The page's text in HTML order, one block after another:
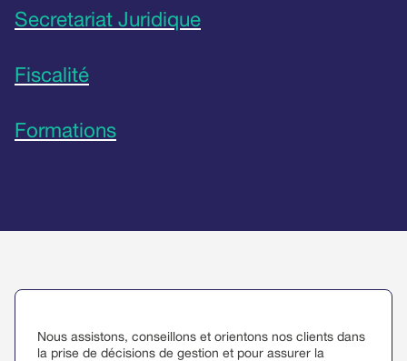
Secretariat Juridique
Fiscalité
Formations
Nous assistons, conseillons et orientons nos clients dans
la prise de décisions de gestion et pour assurer la